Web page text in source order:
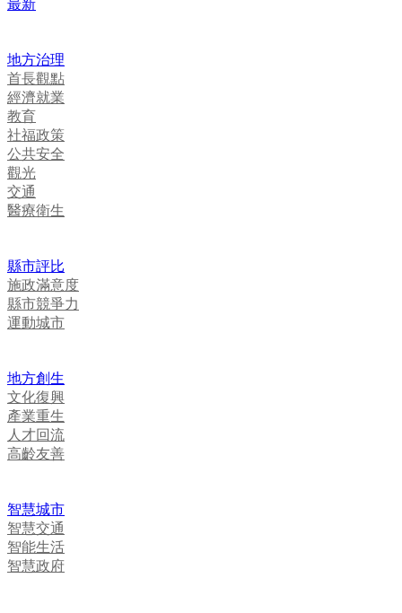
最新
地方治理
首長觀點
經濟就業
教育
社福政策
公共安全
觀光
交通
醫療衛生
縣市評比
施政滿意度
縣市競爭力
運動城市
地方創生
文化復興
產業重生
人才回流
高齡友善
智慧城市
智慧交通
智能生活
智慧政府